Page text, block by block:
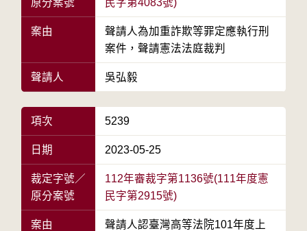
原分案號
民字第4083號)
案由
聲請人為加重詐欺等罪定應執行刑
案件，聲請憲法法庭裁判
聲請人 吳弘毅
項次 5239
日期 2023-05-25
裁定字號／
原分案號
112年審裁字第1136號(111年度憲
民字第2915號)
案由
聲請人認臺灣高等法院101年度上